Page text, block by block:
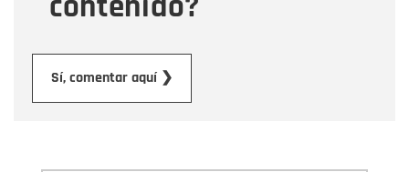
Sí, comentar aquí ❯